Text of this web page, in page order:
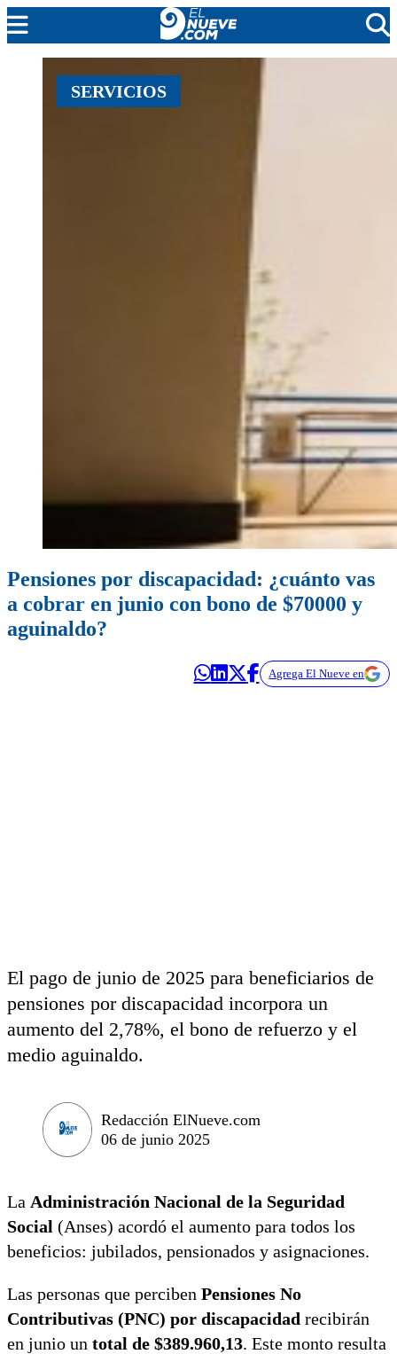
MENDOZA
CADA DÍA
SERVICIOS
Pensiones por discapacidad: ¿cuánto vas
a cobrar en junio con bono de $70000 y
aguinaldo?
Agrega El Nueve en
El pago de junio de 2025 para beneficiarios de
pensiones por discapacidad incorpora un
aumento del 2,78%, el bono de refuerzo y el
medio aguinaldo.
Redacción ElNueve.com
06 de junio 2025
La Administración Nacional de la Seguridad
Social (Anses) acordó el aumento para todos los
beneficios: jubilados, pensionados y asignaciones.
Las personas que perciben Pensiones No
Contributivas (PNC) por discapacidad recibirán
en junio un total de $389.960,13. Este monto resulta